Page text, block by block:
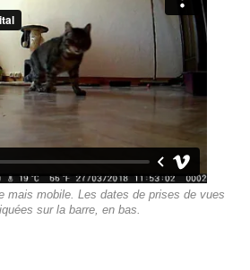
mais mobile. Les dates de prises de vues
sur la barre, en bas.